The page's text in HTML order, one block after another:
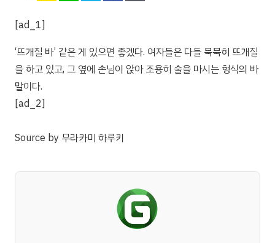
[ad_1]
‘뜨개질 바’ 같은 게 있으면 좋겠다. 여자들은 다들 묵묵히 뜨개질
을 하고 있고, 그 옆에 손님이 앉아 조용히 술을 마시는 형식의 바
말이다.
[ad_2]
Source by 무라카미 하루키